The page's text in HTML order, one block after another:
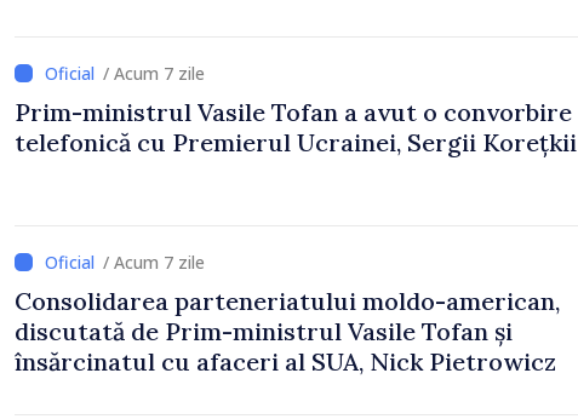
/ Acum 7 zile
Prim-ministrul Vasile Tofan a avut o convorbire
telefonică cu Premierul Ucrainei, Sergii Korețkii
/ Acum 7 zile
Consolidarea parteneriatului moldo-american,
discutată de Prim-ministrul Vasile Tofan și
însărcinatul cu afaceri al SUA, Nick Pietrowicz